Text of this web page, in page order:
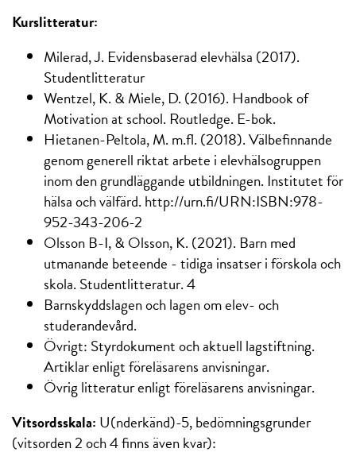
Kurslitteratur:
Milerad, J. Evidensbaserad elevhälsa (2017).
Studentlitteratur
Wentzel, K. & Miele, D. (2016). Handbook of
Motivation at school. Routledge. E-bok.
Hietanen-Peltola, M. m.fl. (2018). Välbefinnande
genom generell riktat arbete i elevhälsogruppen
inom den grundläggande utbildningen. Institutet för
hälsa och välfärd. http://urn.fi/URN:ISBN:978-
952-343-206-2
Olsson B-I, & Olsson, K. (2021). Barn med
utmanande beteende - tidiga insatser i förskola och
skola. Studentlitteratur. 4
Barnskyddslagen och lagen om elev- och
studerandevård.
Övrigt: Styrdokument och aktuell lagstiftning.
Artiklar enligt föreläsarens anvisningar.
Övrig litteratur enligt föreläsarens anvisningar.
Vitsordsskala: U(nderkänd)-5, bedömningsgrunder
(vitsorden 2 och 4 finns även kvar):